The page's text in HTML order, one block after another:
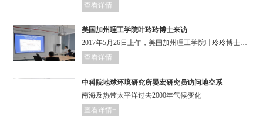
查看详情+
美国加州理工学院叶玲玲博士来访
2017年5月26日上午，美国加州理工学院叶玲玲博士来访南科大,并在慧园6栋311会议室作了题为“Global Variations of Large Megathrust Earthquake Rupture Characteristics”的学术讲座报告。
查看详情+
中科院地球环境研究所晏宏研究员访问地空系
南海及热带太平洋过去2000年气候变化
查看详情+